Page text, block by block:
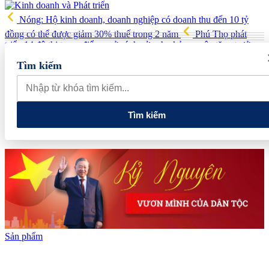
Nóng: Hộ kinh doanh, doanh nghiệp có doanh thu đến 10 tỷ
đồng có thể được giảm 30% thuế trong 2 năm
Phú Thọ phát
triển 14 đô thị trọng điểm, mở cánh cửa cho kỷ nguyên tăng trưởng
Vua quạt Trần Đình Tiệp: Từ bán quạt đến TikToker nổi
tiếng và vướng vòng lao lý
Vietnam Sport Show 2026 quy tụ
520 gian hàng, thúc đẩy kết nối ngành thể thao Việt Nam với thế
giới
Thiết kế kiến trúc biểu tượng của Newtown Diamond được
vinh danh tại Dot Property Awards 2026
Tìm kiếm
Tìm kiếm
Sản phẩm